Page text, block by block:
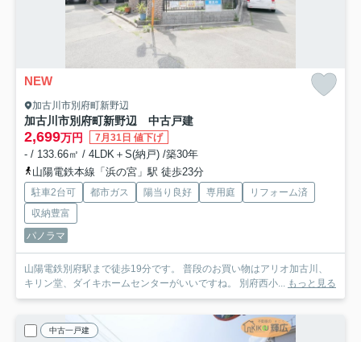
NEW
加古川市別府町新野辺
加古川市別府町新野辺 中古戸建
2,699万円 7月31日 値下げ
- / 133.66㎡ / 4LDK＋S(納戸) /築30年
山陽電鉄本線「浜の宮」駅 徒歩23分
駐車2台可 都市ガス 陽当り良好 専用庭
リフォーム済
収納豊富
パノラマ
山陽電鉄別府駅まで徒歩19分です。 普段のお買い物はアリオ加古川、
キリン堂、ダイキホームセンターがいいですね。 別府西小... もっと見る
中古一戸建